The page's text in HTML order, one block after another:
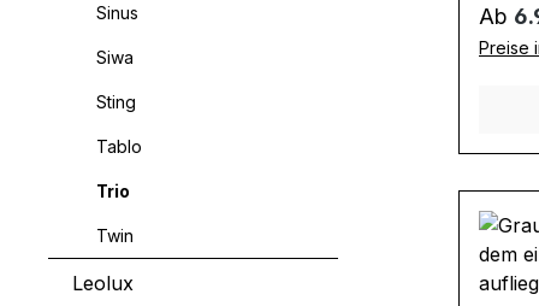
Sinus
Siwa
Sting
Tablo
Trio
Twin
Leolux
sie
Ab
Preise